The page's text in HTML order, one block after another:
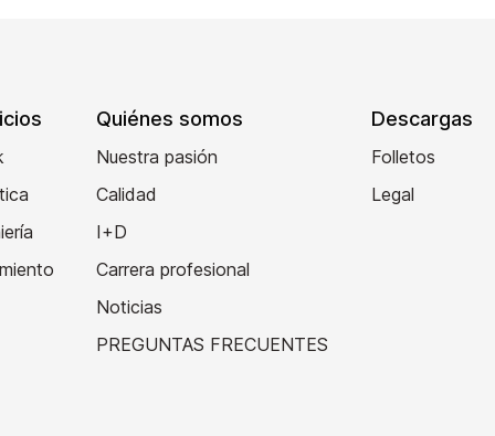
Quiénes somos
Nuestra pasión
Calidad
I+D
Carrera profesional
Noticias
PREGUNTAS FRECUENTES
Descargas
Folletos
Legal